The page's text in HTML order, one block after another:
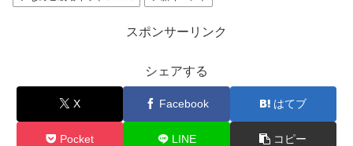
スポンサーリンク
シェアする
X Facebook はてブ
Pocket LINE コピー